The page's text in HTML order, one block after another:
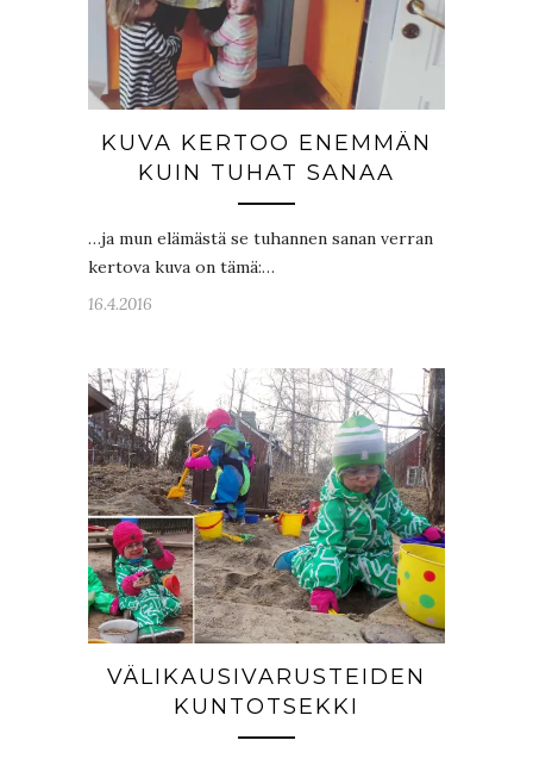
KUVA KERTOO ENEMMÄN
KUIN TUHAT SANAA
…ja mun elämästä se tuhannen sanan verran
kertova kuva on tämä:…
16.4.2016
VÄLIKAUSIVARUSTEIDEN
KUNTOTSEKKI